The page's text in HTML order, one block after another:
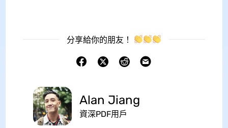
分享給你的朋友！
Alan Jiang
資深PDF用戶